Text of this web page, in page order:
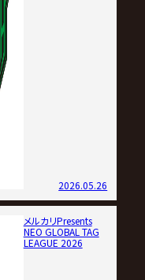
2026.05.26
メルカリPresents
NEO GLOBAL TAG
LEAGUE 2026